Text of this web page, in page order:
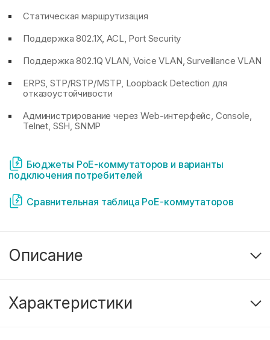
Статическая маршрутизация
Поддержка 802.1X, ACL, Port Security
Поддержка 802.1Q VLAN, Voice VLAN, Surveillance VLAN
ERPS, STP/RSTP/MSTP, Loopback Detection для
отказоустойчивости
Администрирование через Web-интерфейс, Console,
Telnet, SSH, SNMP
Бюджеты PoE-коммутаторов и варианты
подключения потребителей
Сравнительная таблица PoE-коммутаторов
Описание
Характеристики